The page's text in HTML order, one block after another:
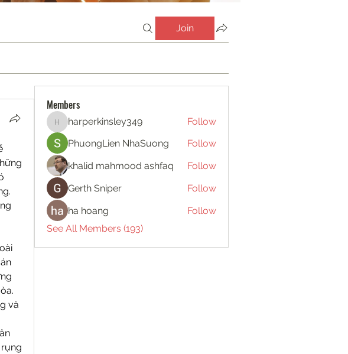
Join
và
Members
harperkinsley349
harperkinsley349
Follow
PhuongLien NhaSuong
Follow
khalid mahmood ashfaq
Follow
Gerth Sniper
Follow
ha hoang
Follow
See All Members (193)